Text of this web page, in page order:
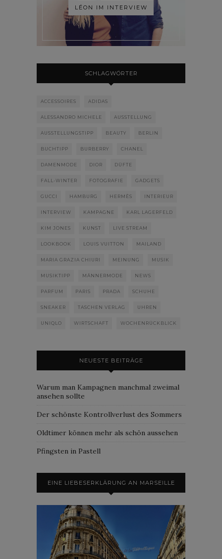
LÉON IM INTERVIEW
SCHLAGWÖRTER
ACCESSOIRES ADIDAS
ALESSANDRO MICHELE AUSSTELLUNG
AUSSTELLUNGSTIPP BEAUTY BERLIN
BUCHTIPP BURBERRY CHANEL
DAMENMODE DIOR DÜFTE
FALL-WINTER FOTOGRAFIE GADGETS
GUCCI HAMBURG HERMÈS INTERIEUR
INTERVIEW KAMPAGNE KARL LAGERFELD
KIM JONES KUNST LIVE STREAM
LOOKBOOK LOUIS VUITTON MAILAND
MARIA GRAZIA CHIURI MEINUNG MUSIK
MUSIKTIPP MÄNNERMODE NEWS
PARFUM PARIS PRADA SCHUHE
SNEAKER TASCHEN VERLAG UHREN
UNIQLO WIRTSCHAFT WOCHENRÜCKBLICK
NEUESTE BEITRÄGE
Warum man Kampagnen manchmal zweimal
ansehen sollte
Der schönste Kontrollverlust des Sommers
Oldtimer können mehr als schön aussehen
Pfingsten in Pastell
EINE LIEBESERKLÄRUNG AN MARSEILLE